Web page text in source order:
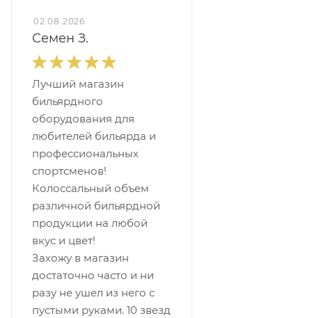
02.08.2026
Семен З.
Лучший магазин
бильярдного
оборудования для
любителей бильярда и
профессиональных
спортсменов!
Колоссальный объем
различной бильярдной
продукции на любой
вкус и цвет!
Захожу в магазин
достаточно часто и ни
разу не ушел из него с
пустыми руками. 10 звезд